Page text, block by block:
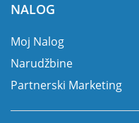
NALOG
Moj Nalog
Narudžbine
Partnerski Marketing